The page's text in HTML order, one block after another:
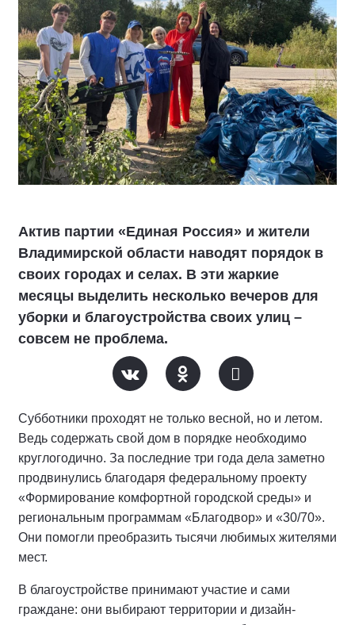
Актив партии «Единая Россия» и жители
Владимирской области наводят порядок в
своих городах и селах. В эти жаркие
месяцы выделить несколько вечеров для
уборки и благоустройства своих улиц –
совсем не проблема.
Субботники проходят не только весной, но и летом.
Ведь содержать свой дом в порядке необходимо
круглогодично. За последние три года дела заметно
продвинулись благодаря федеральному проекту
«Формирование комфортной городской среды» и
региональным программам «Благодвор» и «30/70».
Они помогли преобразить тысячи любимых жителями
мест.
В благоустройстве принимают участие и сами
граждане: они выбирают территории и дизайн-